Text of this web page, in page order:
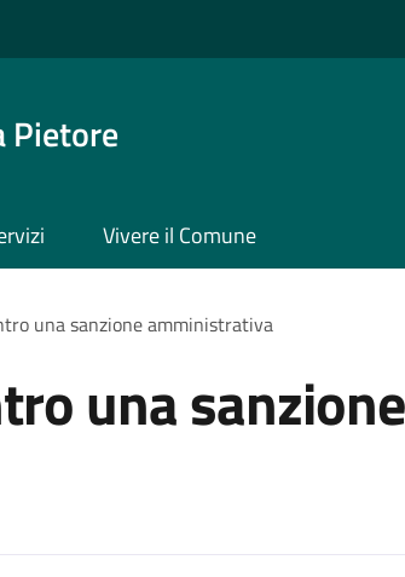
Pietore
Vivere il Comune
una sanzione amministrativa
una sanzione